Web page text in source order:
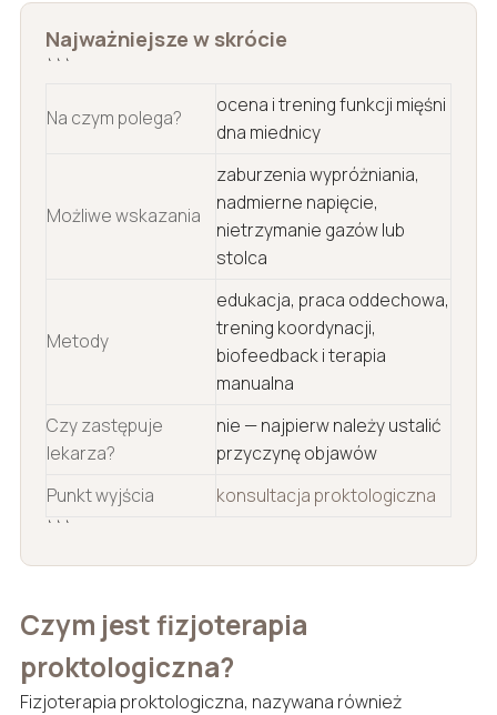
Najważniejsze w skrócie
```
Na czym polega?
ocena i trening funkcji mięśni
dna miednicy
Możliwe wskazania
zaburzenia wypróżniania,
nadmierne napięcie,
nietrzymanie gazów lub
stolca
Metody
edukacja, praca oddechowa,
trening koordynacji,
biofeedback i terapia
manualna
Czy zastępuje
lekarza?
nie — najpierw należy ustalić
przyczynę objawów
Punkt wyjścia
konsultacja proktologiczna
```
Czym jest fizjoterapia
proktologiczna?
Fizjoterapia proktologiczna, nazywana również